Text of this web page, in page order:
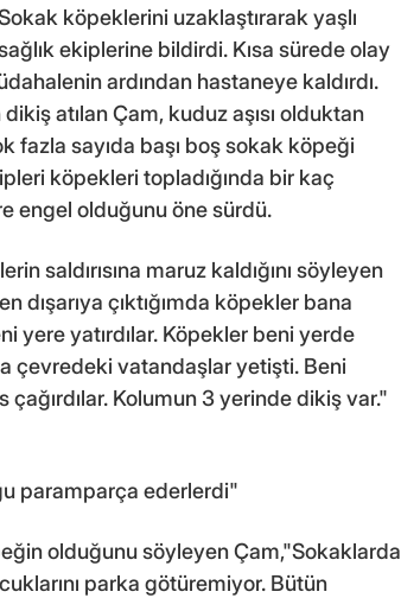
köpeklerini uzaklaştırarak yaşlı
ekiplerine bildirdi. Kısa sürede olay
ardından hastaneye kaldırdı.
atılan Çam, kuduz aşısı olduktan
fazla sayıda başı boş sokak köpeği
köpekleri topladığında bir kaç
engel olduğunu öne sürdü.
saldırısına maruz kaldığını söyleyen
dışarıya çıktığımda köpekler bana
yere yatırdılar. Köpekler beni yerde
çevredeki vatandaşlar yetişti. Beni
Kolumun 3 yerinde dikiş var."
paramparça ederlerdi"
olduğunu söyleyen Çam,"Sokaklarda
parka götüremiyor. Bütün